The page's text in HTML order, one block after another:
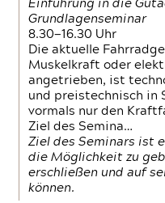
Einführung in die
Grundlagenseminar
8.30—16.30 Uhr
Die aktuelle
Muskelkraft oder
angetrieben, ist
und preistechnisch in
vormals nur den
Ziel des Semina…
Ziel des Seminars ist
die Möglichkeit zu
erschließen und auf
können.